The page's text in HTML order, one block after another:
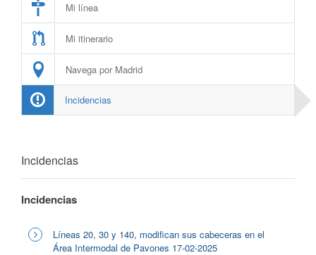
Mi línea
Mi itinerario
Navega por Madrid
Incidencias
Incidencias
Incidencias
Líneas 20, 30 y 140, modifican sus cabeceras en el
Área Intermodal de Pavones 17-02-2025